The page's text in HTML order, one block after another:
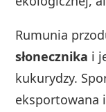
Rumunia
słonecznika i
kukurydzy.
eksportowana